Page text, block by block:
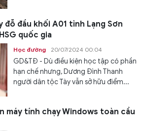
đỗ đầu khối A01 tỉnh Lạng Sơn
quốc gia
Học đường 20/07/2024 00:04
GD&TĐ - Dù điều kiện học tập có phần
hạn chế nhưng, Dương Đình Thanh
người dân tộc Tày vẫn sở hữu điểm...
máy tính chạy Windows toàn cầu